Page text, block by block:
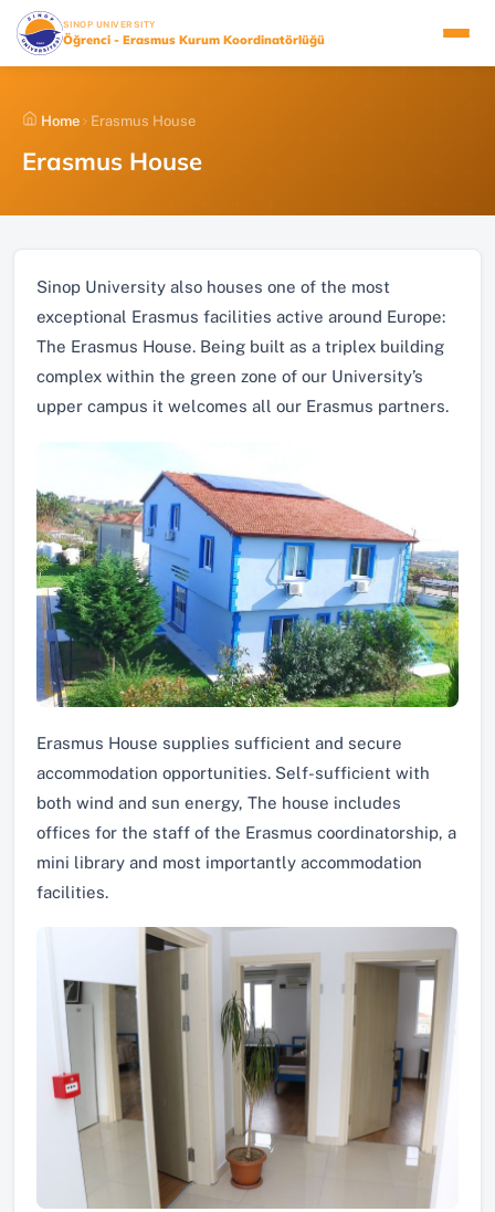
Skip
content
SINOP UNIVERSITY(YENI SEKMEDE AÇILIR)
Öğrenci - Erasmus Kurum Koordinatörlüğü
Home Erasmus House
Erasmus House
Sinop University also houses one of the most
exceptional Erasmus facilities active around Europe:
The Erasmus House. Being built as a triplex building
complex within the green zone of our University’s
upper campus it welcomes all our Erasmus partners.
Erasmus House supplies sufficient and secure
accommodation opportunities. Self-sufficient with
both wind and sun energy, The house includes
offices for the staff of the Erasmus coordinatorship, a
mini library and most importantly accommodation
facilities.